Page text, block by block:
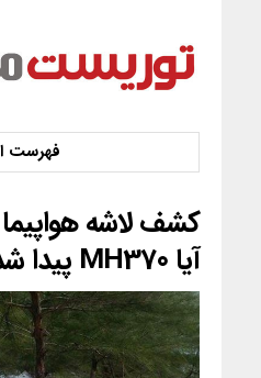
کشف لاشه هواپیما
آیا MH370 پیدا شد؟